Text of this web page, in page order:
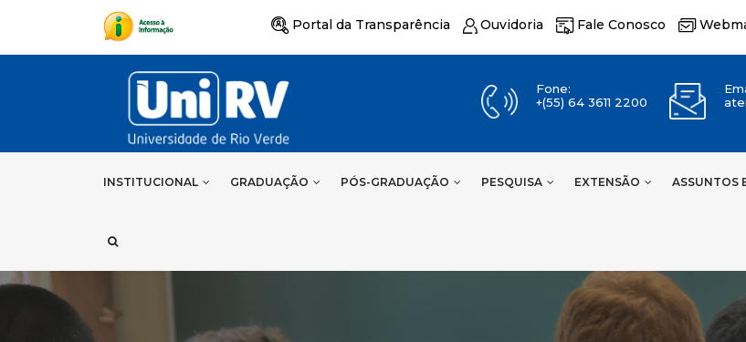
Portal da Transparência Ouvidoria Fale Conosco
Fone:
+(55) 64 3611 2200
INSTITUCIONAL GRADUAÇÃO PÓS-GRADUAÇÃO PESQUISA EXTENSÃO ASSUNTOS